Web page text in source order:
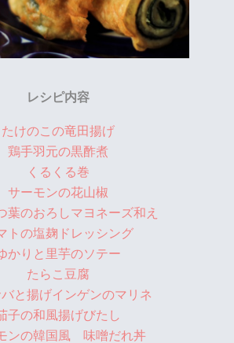
レシピ内容
たけのこの竜田揚げ
鶏手羽元の黒酢煮
くるくる巻
サーモンの花山椒
葉のおろしマヨネーズ和え
トの塩麹ドレッシング
かりと里芋のソテー
たらこ豆腐
バと揚げインゲンのマリネ
子の和風揚げびたし
ンの韓国風 味噌だれ丼